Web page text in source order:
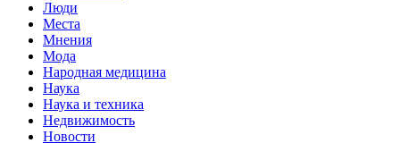
Люди
Места
Мнения
Мода
Народная медицина
Наука
Наука и техника
Недвижимость
Новости